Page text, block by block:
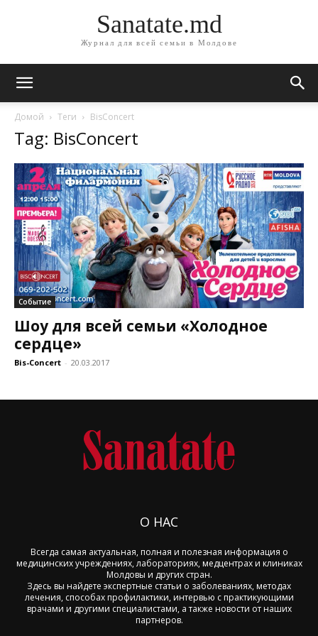
Sanatate.md
Журнал для всей семьи в Молдове
Домой Теги BisConcert
Tag: BisConcert
Событие
Шоу для всей семьи «Холодное
сердце»
Bis-Concert - 20.03.2017
О НАС
Всегда самая актуальная, полная и полезная информация о
медицинских учреждениях, лабораториях, медцентрах и клиниках
Молдовы и других стран.
Здесь вы найдете экспертные статьи о заболеваниях, методах
лечения, способах профилактики, интервью с практикующими
врачами и другими специалистами, а также новости от наших
партнеров.